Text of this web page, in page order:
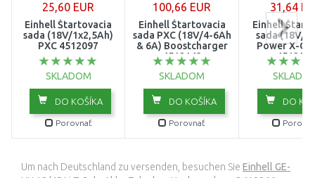
25,60 EUR
Einhell Štartovacia
sada (18V/1x2,5Ah)
PXC 4512097
SKLADOM
DO KOŠÍKA
Porovnať
100,66 EUR
Einhell Štartovacia
sada PXC (18V/4-6Ah
& 6A) Boostcharger
4512143
SKLADOM
DO KOŠÍKA
Porovnať
31,64
Einhell
sada (18V/
Power X-
4512042
DO
Um nach Deutschland zu versenden, besuchen Sie Einhell GE-